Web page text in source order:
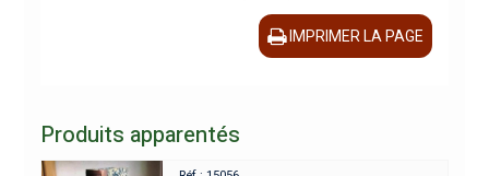
IMPRIMER LA PAGE
Produits apparentés